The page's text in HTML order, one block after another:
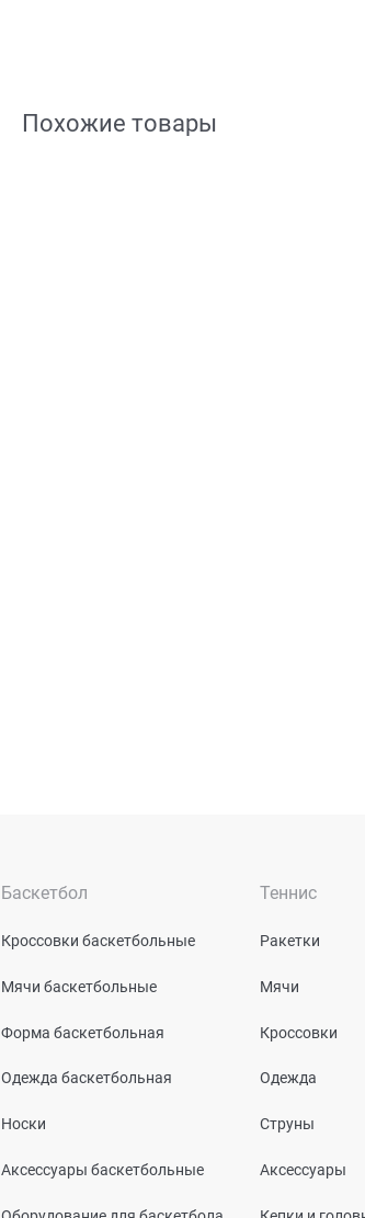
Похожие товары
Баскетбол
Кроссовки баскетбольные
Мячи баскетбольные
Форма баскетбольная
Одежда баскетбольная
Носки
Аксессуары баскетбольные
Теннис
Ракетки
Мячи
Кроссовки
Одежда
Струны
Аксессуары